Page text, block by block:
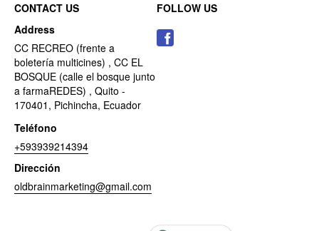
CONTACT US
Address
CC RECREO (frente a
boletería multicines) , CC EL
BOSQUE (calle el bosque junto
a farmaREDES) , Quito -
170401, Pichincha, Ecuador
Teléfono
+593939214394
Dirección
oldbrainmarketing@gmail.com
FOLLOW US